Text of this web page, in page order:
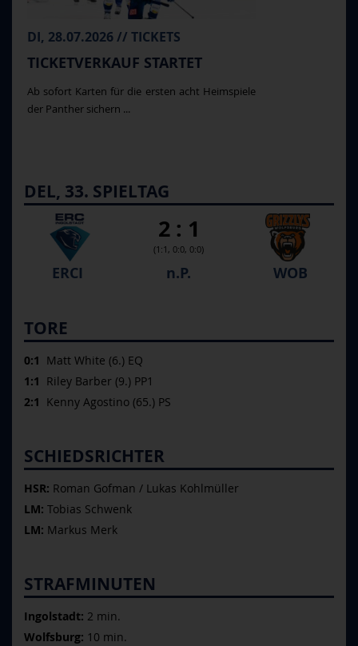
DI, 28.07.2026 // TICKETS
TICKETVERKAUF STARTET
Ab sofort Karten für die ersten acht Heimspiele
der Panther sichern ...
DEL, 33. SPIELTAG
2 : 1
(1:1, 0:0, 0:0)
ERCI n.P. WOB
TORE
0:1 Matt White (6.) EQ
1:1 Riley Barber (9.) PP1
2:1 Kenny Agostino (65.) PS
SCHIEDSRICHTER
HSR: Roman Gofman / Lukas Kohlmüller
LM: Tobias Schwenk
LM: Markus Merk
STRAFMINUTEN
Ingolstadt: 2 min.
Wolfsburg: 10 min.